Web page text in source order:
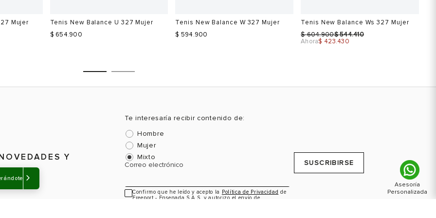
Mujer
USA
5
Tenis New Balance U 327 Mujer
$ 654.900
Selecciona una talla
USA
6
Tenis New Balance W 327 Mujer
$ 594.900
36 5.5
Tenis New Balance Ws 327 Mujer
$604.900$544.410
Ahora$ 423.430
Selecciona una talla
EUR
Y
Te interesaría recibir contenido de:
Hombre
Mujer
Mixto
Correo electrónico
Confirmo que he leído y acepto la Política de Privacidad de
Freeport - Ensenada S.A.S, y autorizo el envío de
SUSCRIBIRSE